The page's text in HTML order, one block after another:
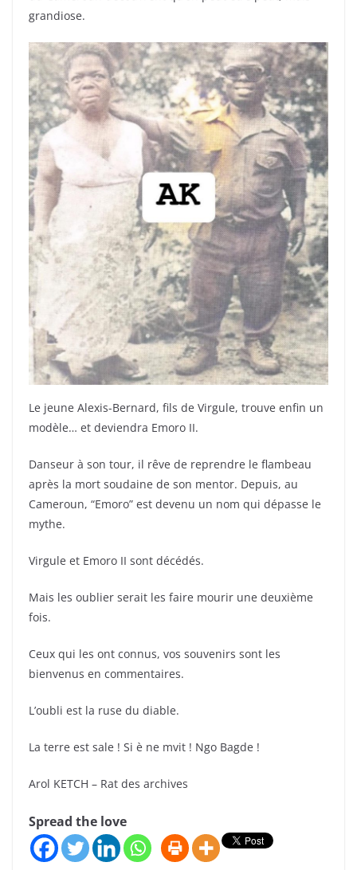
grandiose.
Le jeune Alexis-Bernard, fils de Virgule, trouve enfin un
modèle… et deviendra Emoro II.
Danseur à son tour, il rêve de reprendre le flambeau
après la mort soudaine de son mentor. Depuis, au
Cameroun, “Emoro” est devenu un nom qui dépasse le
mythe.
Virgule et Emoro II sont décédés.
Mais les oublier serait les faire mourir une deuxième
fois.
Ceux qui les ont connus, vos souvenirs sont les
bienvenus en commentaires.
L’oubli est la ruse du diable.
La terre est sale ! Si è ne mvit ! Ngo Bagde !
Arol KETCH – Rat des archives
Spread the love